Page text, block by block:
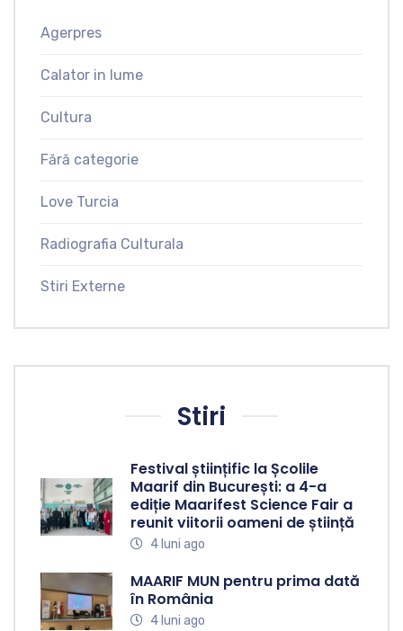
Agerpres
Calator in lume
Cultura
Fără categorie
Love Turcia
Radiografia Culturala
Stiri Externe
Stiri
Festival științific la Școlile
Maarif din București: a 4-a
ediție Maarifest Science Fair a
reunit viitorii oameni de știință
4 luni ago
MAARIF MUN pentru prima dată
în România
4 luni ago